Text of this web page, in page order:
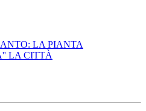
LA PIANTA
LA CITTÀ